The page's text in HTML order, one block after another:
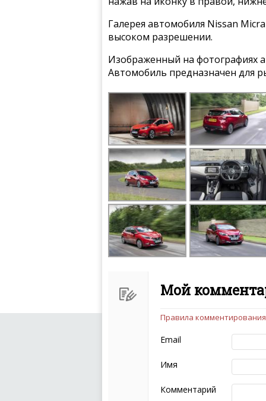
Галерея автомобиля Nissan
высоком разрешении.
Изображенный на фотографиях
Автомобиль предназначен для
Мой
Чтобы ваш комментарий
следующих правил:
Комментарий не
эмоциональных
Не стоит
Пожалуйста, не
также призывы к
Правила комментирования
Email
Имя
Комментарий